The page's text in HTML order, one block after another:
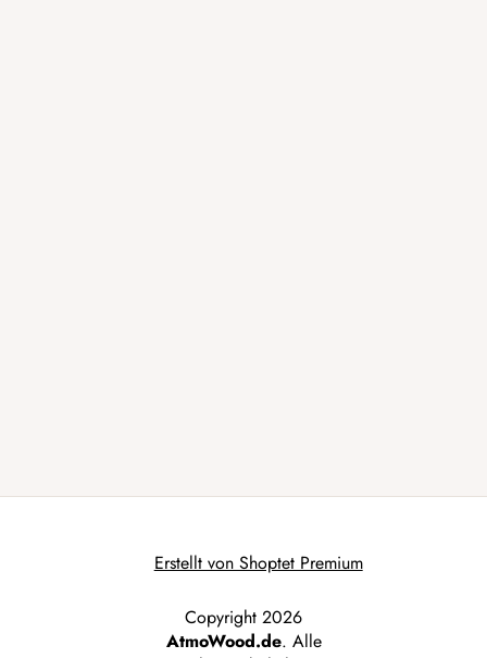
Erstellt von Shoptet Premium
Copyright 2026
AtmoWood.de. Alle